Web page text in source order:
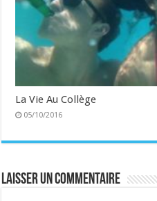
La Vie Au Collège
05/10/2016
Laisser un commentaire